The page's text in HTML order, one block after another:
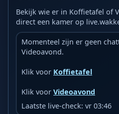
Bekijk wie er in Koffietafel of
direct een kamer op
Momenteel zijn er geen
Videoavond.
Klik voor Koffietafel
Klik voorVideoavond
Laatste live-check: vr 03:46